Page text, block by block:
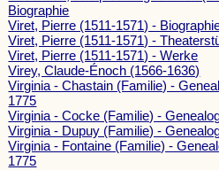
Biographie
Viret, Pierre (1511-1571) -
Viret, Pierre (1511-1571) -
Viret, Pierre (1511-1571) - Werke
Virey, Claude-Énoch (1566-1636)
Virginia - Chastain (Familie) -
1775
Virginia - Cocke (Familie) -
Virginia - Dupuy (Familie) -
Virginia - Fontaine (Familie) -
1775